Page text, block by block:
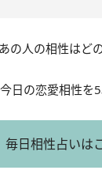
の人の相性はど
日の恋愛相性を5
毎日相性占いは